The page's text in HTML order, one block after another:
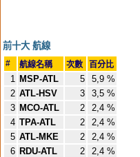
前十大 航線
# 航線名稱 次數 百分比
1 MSP-ATL 5
5,9 %
2 ATL-HSV 3
3,5 %
3 MCO-ATL 2
2,4 %
4 TPA-ATL 2
2,4 %
5 ATL-MKE 2
2,4 %
6 RDU-ATL 2
2,4 %